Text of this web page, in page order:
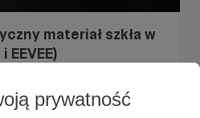
prywatność
materiał szkła w
Cycles jak i w EEVEE)